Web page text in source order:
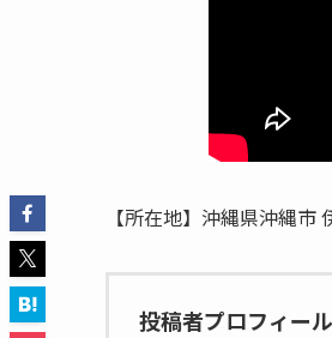
【所在地】沖縄県沖縄市
投稿者プロフィール